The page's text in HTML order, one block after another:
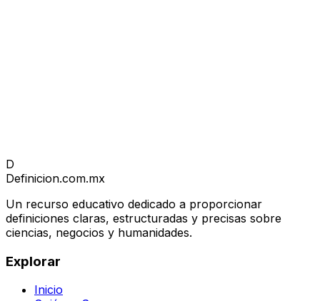
D
Definicion.com.mx
Un recurso educativo dedicado a proporcionar
definiciones claras, estructuradas y precisas sobre
ciencias, negocios y humanidades.
Explorar
Inicio